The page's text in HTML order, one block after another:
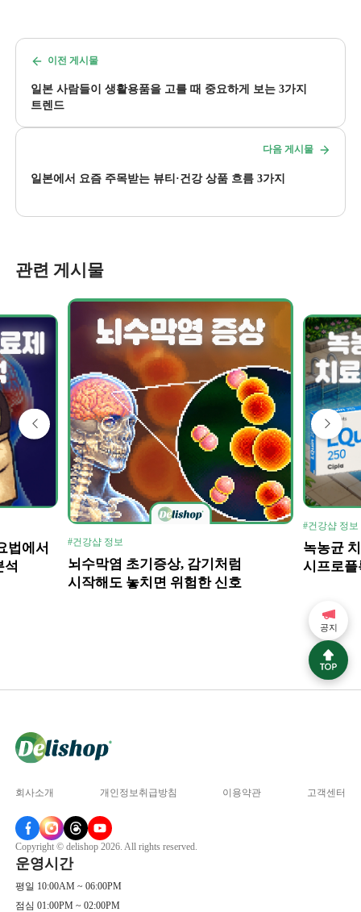
이전 게시물
일본 사람들이 생활용품을 고를 때 중요하게 보는 3가지
트렌드
다음 게시물
일본에서 요즘 주목받는 뷰티·건강 상품 흐름 3가지
관련 게시물
법에서
석
#건강샵 정보
뇌수막염 초기증상, 감기처럼
시작해도 놓치면 위험한 신호
#건강샵 정보
녹농균
시프로
회사소개 개인정보취급방침 이용약관 고객센터
Copyright © delishop 2026. All rights reserved.
운영시간
평일 10:00AM ~ 06:00PM
점심 01:00PM ~ 02:00PM
공지